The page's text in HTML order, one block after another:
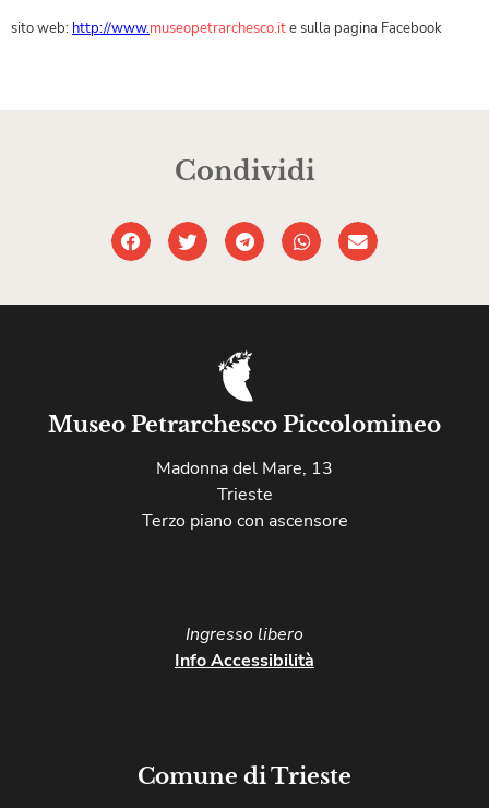
sito web: http://www.museopetrarchesco.ite sulla pagina Facebook
Condividi
Museo Petrarchesco Piccolomineo
Madonna del Mare, 13
Trieste
Terzo piano con ascensore
Ingresso libero​
Info Accessibilità
Comune di Trieste